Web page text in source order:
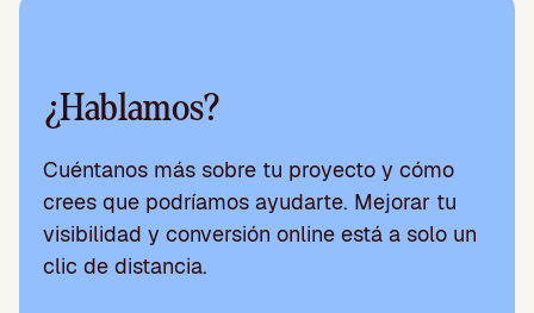
¿Hablamos?
Cuéntanos más sobre tu proyecto y cómo
crees que podríamos ayudarte. Mejorar tu
visibilidad y conversión online está a solo un
clic de distancia.